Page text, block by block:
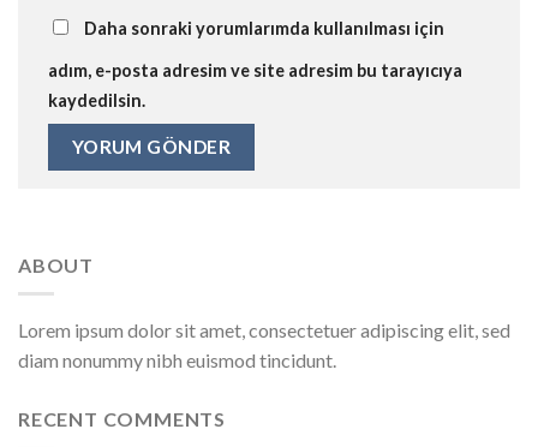
Daha sonraki yorumlarımda kullanılması için
adım, e-posta adresim ve site adresim bu tarayıcıya
kaydedilsin.
ABOUT
Lorem ipsum dolor sit amet, consectetuer adipiscing elit, sed
diam nonummy nibh euismod tincidunt.
RECENT COMMENTS